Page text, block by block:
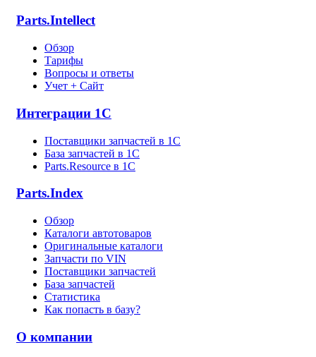
Parts.Intellect
Обзор
Тарифы
Вопросы и ответы
Учет + Сайт
Интеграции 1С
Поставщики запчастей в 1C
База запчастей в 1С
Parts.Resource в 1C
Parts.Index
Обзор
Каталоги автотоваров
Оригинальные каталоги
Запчасти по VIN
Поставщики запчастей
База запчастей
Статистика
Как попасть в базу?
О компании